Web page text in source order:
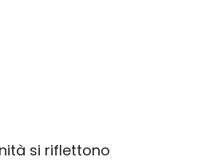
si riflettono